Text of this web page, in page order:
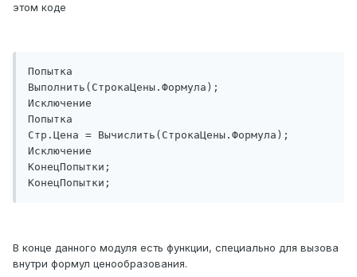
этом коде
Попытка
Выполнить(СтрокаЦены.Формула);
Исключение
Попытка
Стр.Цена = Вычислить(СтрокаЦены.Формула);
Исключение
КонецПопытки;
КонецПопытки;
В конце данного модуля есть функции, специально для вызова
внутри формул ценообразования.